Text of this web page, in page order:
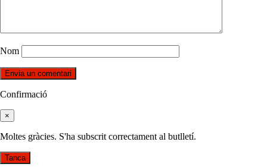
Nom
Confirmació
×
Moltes gràcies. S'ha subscrit correctament al butlletí.
Tanca